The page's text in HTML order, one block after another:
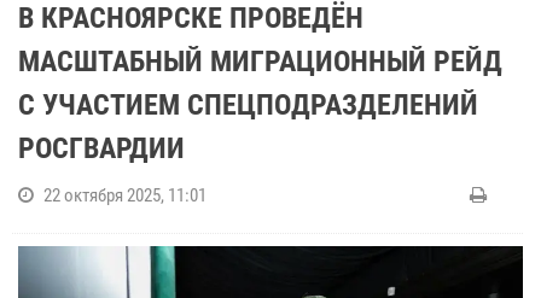
В КРАСНОЯРСКЕ ПРОВЕДЁН
МАСШТАБНЫЙ МИГРАЦИОННЫЙ РЕЙД
С УЧАСТИЕМ СПЕЦПОДРАЗДЕЛЕНИЙ
РОСГВАРДИИ
22 октября 2025, 11:01